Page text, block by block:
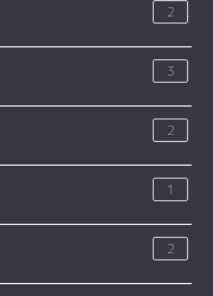
2
3
2
1
2